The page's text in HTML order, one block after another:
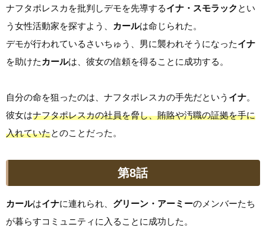
ナフタポレスカを批判しデモを先導するイナ・スモラック とい
う女性活動家を探すよう、
カールは命じられた。
デモが行われているさいちゅう、男に襲われそうになったイナ
を助けた カールは、彼女の信頼を得ることに成功する。
自分の命を狙ったのは、ナフタポレスカの手先だという イナ。
彼女はナフタポレスカの社員を脅し、賄賂や汚職の証拠を手に
入れていたとのことだった。
第8話
カールはイナに連れられ、 グリーン・アーミーのメンバーたち
が暮らすコミュニティに入ることに成功した。